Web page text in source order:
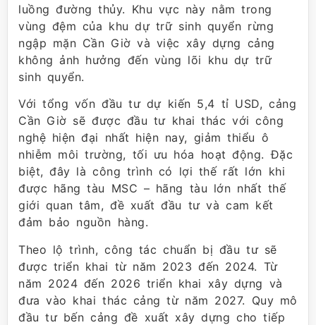
luồng đường thủy. Khu vực này nằm trong
vùng đệm của khu dự trữ sinh quyển rừng
ngập mặn Cần Giờ và việc xây dựng cảng
không ảnh hưởng đến vùng lõi khu dự trữ
sinh quyển.
Với tổng vốn đầu tư dự kiến 5,4 tỉ USD, cảng
Cần Giờ sẽ được đầu tư khai thác với công
nghệ hiện đại nhất hiện nay, giảm thiểu ô
nhiễm môi trường, tối ưu hóa hoạt động. Đặc
biệt, đây là công trình có lợi thế rất lớn khi
được hãng tàu MSC – hãng tàu lớn nhất thế
giới quan tâm, đề xuất đầu tư và cam kết
đảm bảo nguồn hàng.
Theo lộ trình, công tác chuẩn bị đầu tư sẽ
được triển khai từ năm 2023 đến 2024. Từ
năm 2024 đến 2026 triển khai xây dựng và
đưa vào khai thác cảng từ năm 2027. Quy mô
đầu tư bến cảng đề xuất xây dựng cho tiếp